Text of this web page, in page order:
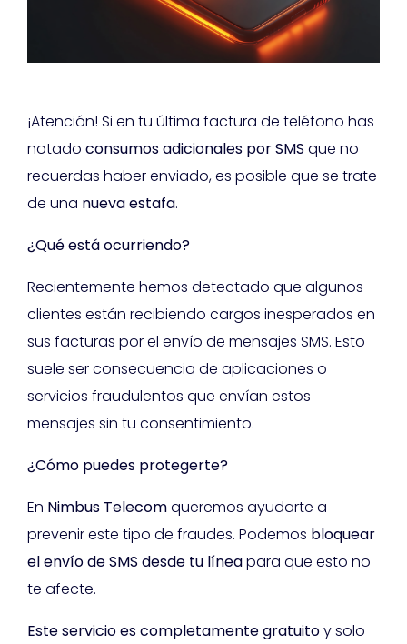
¡Atención! Si en tu última factura de teléfono has
notado consumos adicionales por SMS que no
recuerdas haber enviado, es posible que se trate
de una nueva estafa.
¿Qué está ocurriendo?
Recientemente hemos detectado que algunos
clientes están recibiendo cargos inesperados en
sus facturas por el envío de mensajes SMS. Esto
suele ser consecuencia de aplicaciones o
servicios fraudulentos que envían estos
mensajes sin tu consentimiento.
¿Cómo puedes protegerte?
En Nimbus Telecomqueremos ayudarte a
prevenir este tipo de fraudes. Podemos bloquear
el envío de SMS desde tu líneapara que esto no
te afecte.
Este servicio es completamente gratuitoy solo